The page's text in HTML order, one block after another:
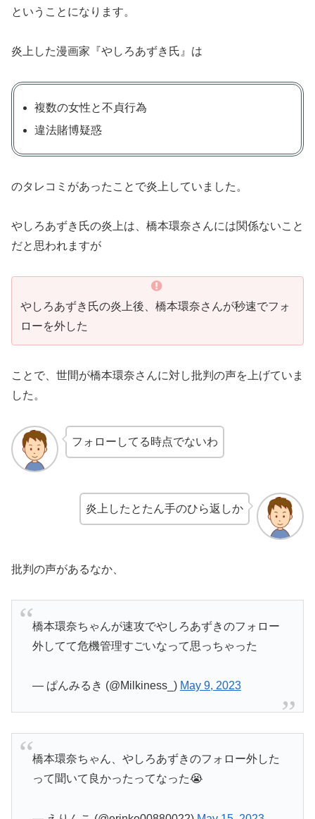
ということになります。
炎上した漫画家『やしろあずき氏』は
複数の女性と不貞行為
違法賭博疑惑
のタレコミがあったことで炎上していました。
やしろあずき氏の炎上は、橋本環奈さんには関係ないこと
だと思われますが
やしろあずき氏の炎上後、橋本環奈さんが秒速でフォ
ローを外した
ことで、世間が橋本環奈さんに対し批判の声を上げていま
した。
フォローしてる時点でないわ
炎上したとたん手のひら返しか
批判の声があるなか、
橋本環奈ちゃんが速攻でやしろあずきのフォロー
外してて危機管理すごいなって思っちゃった
— ぱんみるき (@Milkiness_) May 9, 2023
橋本環奈ちゃん、やしろあずきのフォロー外した
って聞いて良かったってなった😭